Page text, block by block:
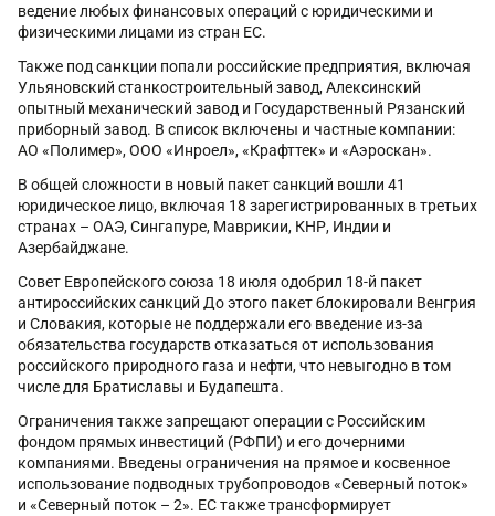
ведение любых финансовых операций с юридическими и
физическими лицами из стран ЕС.
Также под санкции попали российские предприятия, включая
Ульяновский станкостроительный завод, Алексинский
опытный механический завод и Государственный Рязанский
приборный завод. В список включены и частные компании:
АО «Полимер», ООО «Инроел», «Крафттек» и «Аэроскан».
В общей сложности в новый пакет санкций вошли 41
юридическое лицо, включая 18 зарегистрированных в третьих
странах – ОАЭ, Сингапуре, Маврикии, КНР, Индии и
Азербайджане.
Совет Европейского союза 18 июля одобрил 18-й пакет
антироссийских санкций До этого пакет блокировали Венгрия
и Словакия, которые не поддержали его введение из-за
обязательства государств отказаться от использования
российского природного газа и нефти, что невыгодно в том
числе для Братиславы и Будапешта.
Ограничения также запрещают операции с Российским
фондом прямых инвестиций (РФПИ) и его дочерними
компаниями. Введены ограничения на прямое и косвенное
использование подводных трубопроводов «Северный поток»
и «Северный поток – 2». ЕС также трансформирует